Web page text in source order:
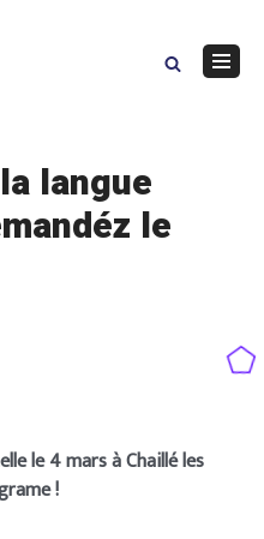
langue
le
le 4 mars à Chaillé les
!